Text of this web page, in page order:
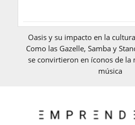
Oasis y su impacto en la
Como las Gazelle, Samba y
se convirtieron en íconos de la
música